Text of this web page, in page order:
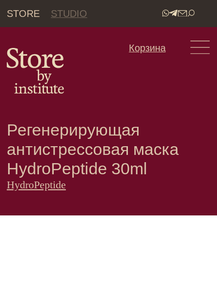
STORE STUDIO
•
Регенерирующая
HydroPeptide